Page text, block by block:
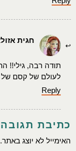
חגית
תודה רבה, גילי!!
לעולם של קסם
Reply
כתיבת תגובה
האימייל לא יוצג באתר.